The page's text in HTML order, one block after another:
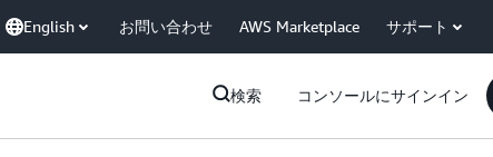
English お問い合わせ AWS Marketplace サポート
検索 コンソールにサインイン